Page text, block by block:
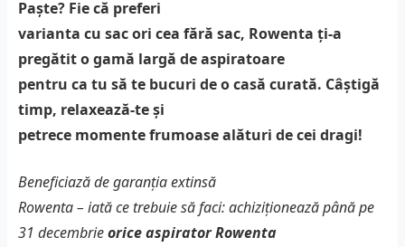
Paște? Fie că preferi
varianta cu sac ori cea fără sac, Rowenta ți-a
pregătit o gamă largă de aspiratoare
pentru ca tu să te bucuri de o casă curată. Câștigă
timp, relaxează-te și
petrece momente frumoase alături de cei dragi!
Beneficiază de garanția extinsă
Rowenta – iată ce trebuie să faci: achiziționează până pe
31 decembrieoriceaspiratorRowenta